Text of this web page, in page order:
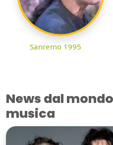
Sanremo 1995
News dal
musica